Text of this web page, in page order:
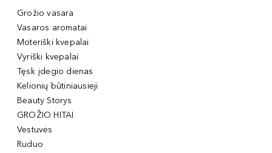
Grožio vasara
Vasaros aromatai
Moteriški kvepalai
Vyriški kvepalai
Tęsk įdegio dienas
Kelionių būtiniausieji
Beauty Storys
GROŽIO HITAI
Vestuvės
Ruduo